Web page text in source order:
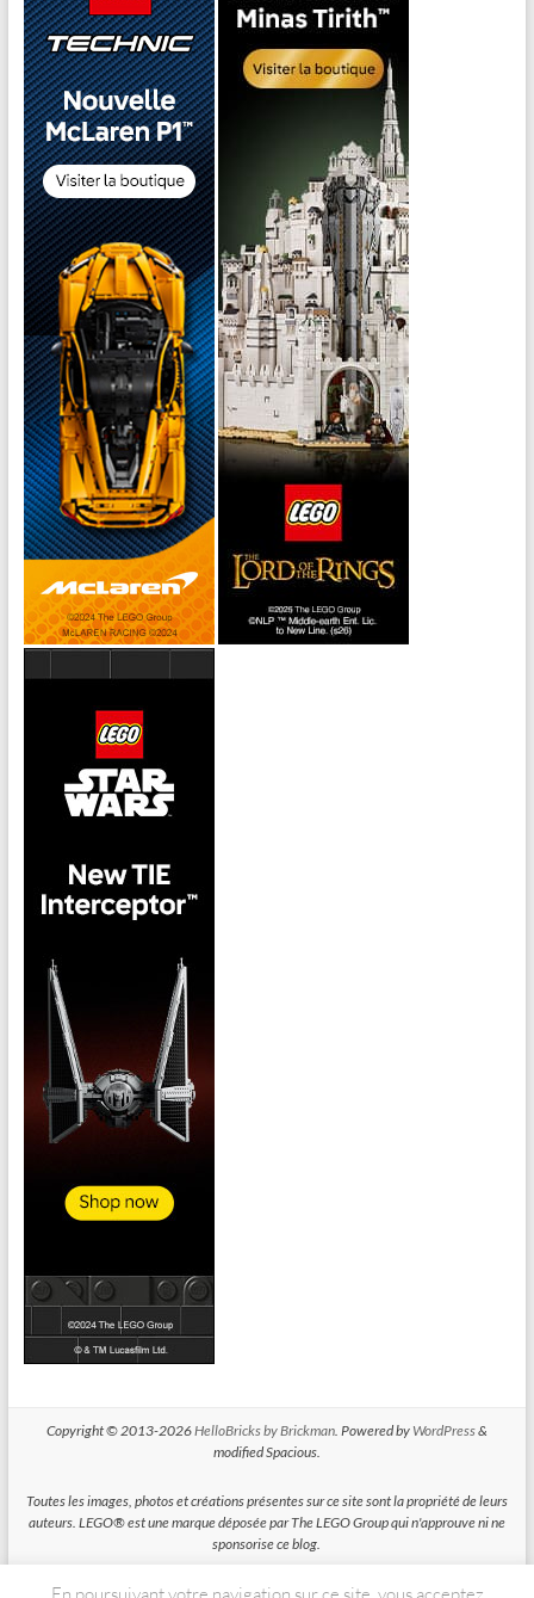
Copyright © 2013-2026HelloBricks by Brickman. Powered by WordPress&
modified Spacious.
Toutes les images, photos et créations présentes sur ce site sont la propriété de leurs
auteurs. LEGO® est une marque déposée par The LEGO Group qui n'approuve ni ne
sponsorise ce blog.
HelloBricks participe au Programme Partenaires d'Amazon EU, un programme
En poursuivant votre navigation sur ce site, vous acceptez